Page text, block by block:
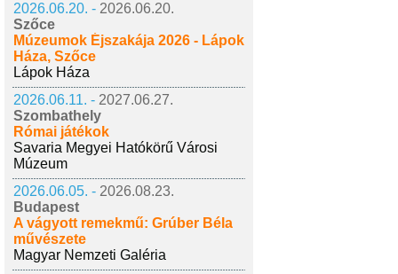
2026.06.20. - 2026.06.20.
Szőce
Múzeumok Éjszakája 2026 - Lápok
Háza, Szőce
Lápok Háza
2026.06.11. - 2027.06.27.
Szombathely
Római játékok
Savaria Megyei Hatókörű Városi
Múzeum
2026.06.05. - 2026.08.23.
Budapest
A vágyott remekmű: Grúber Béla
művészete
Magyar Nemzeti Galéria